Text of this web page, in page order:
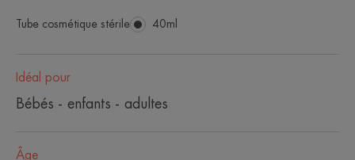
Tube cosmétique stérile
Tube
40ml
Idéal pour
Bébés - enfants - adultes
Âge